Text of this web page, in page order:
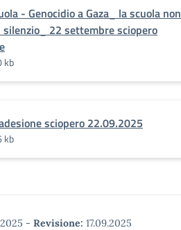
- Genocidio a Gaza_ la scuola non
22 settembre sciopero
kb
sciopero 22.09.2025
kb
- Revisione: 17.09.2025